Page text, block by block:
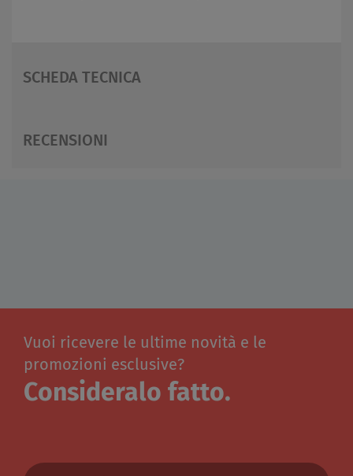
SCHEDA TECNICA
RECENSIONI
Vuoi ricevere le ultime novità e le
promozioni esclusive?
Consideralo fatto.